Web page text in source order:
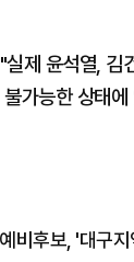
제 윤석열, 김
가능한 상태
비후보, '대구